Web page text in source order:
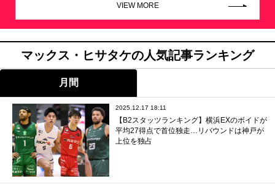
VIEW MORE
マックス・ヒサタケの人気記事ランキング
月間
2025.12.17 18:11
【B2スタッツランキング】横浜EXのボイドが
平均27得点で首位独走…リバウンドは神戸が
上位を独占